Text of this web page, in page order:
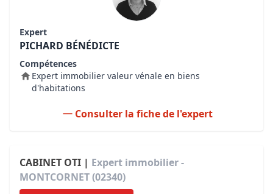
Expert
PICHARD BÉNÉDICTE
Compétences
Expert immobilier valeur vénale en biens
d'habitations
Consulter la fiche de l'expert
CABINET OTI | Expert immobilier -
MONTCORNET (02340)